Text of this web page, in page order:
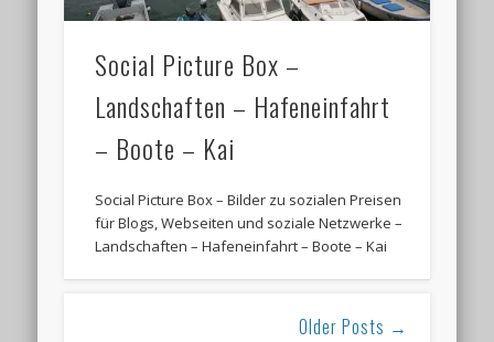
Social Picture Box –
Landschaften – Hafeneinfahrt
– Boote – Kai
Social Picture Box – Bilder zu sozialen Preisen
für Blogs, Webseiten und soziale Netzwerke –
Landschaften – Hafeneinfahrt – Boote – Kai
Older Posts →